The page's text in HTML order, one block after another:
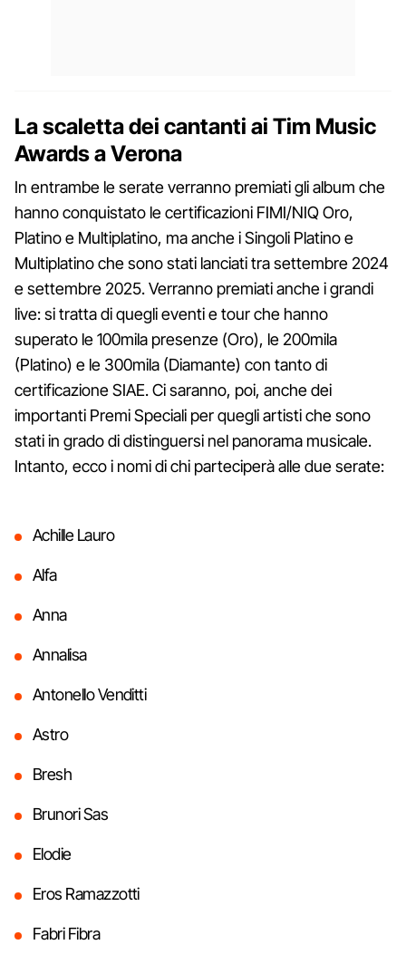
La scaletta dei cantanti ai Tim Music
Awards a Verona
In entrambe le serate verranno premiati gli album che
hanno conquistato le certificazioni FIMI/NIQ Oro,
Platino e Multiplatino, ma anche i Singoli Platino e
Multiplatino che sono stati lanciati tra settembre 2024
e settembre 2025. Verranno premiati anche i grandi
live: si tratta di quegli eventi e tour che hanno
superato le 100mila presenze (Oro), le 200mila
(Platino) e le 300mila (Diamante) con tanto di
certificazione SIAE. Ci saranno, poi, anche dei
importanti Premi Speciali per quegli artisti che sono
stati in grado di distinguersi nel panorama musicale.
Intanto, ecco i nomi di chi parteciperà alle due serate:
Achille Lauro
Alfa
Anna
Annalisa
Antonello Venditti
Astro
Bresh
Brunori Sas
Elodie
Eros Ramazzotti
Fabri Fibra